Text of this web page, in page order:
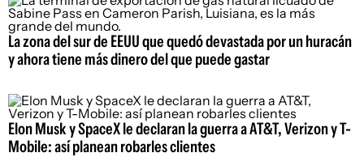
La zona del sur de EEUU que quedó devastada por un huracán
y ahora tiene más dinero del que puede gastar
Elon Musk y SpaceX le declaran la guerra a AT&T, Verizon y T-
Mobile: así planean robarles clientes